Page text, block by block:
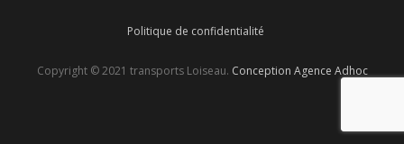
Politique de confidentialité
Copyright © 2021 transports Loiseau. Conception Agence Adhoc